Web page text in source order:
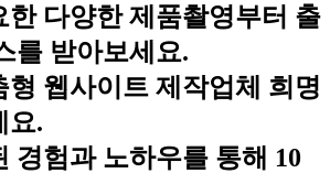
한 다양한 제품촬영부터 출
를 받아보세요.
형 웹사이트 제작업체 희명
요.
경험과 노하우를 통해 10